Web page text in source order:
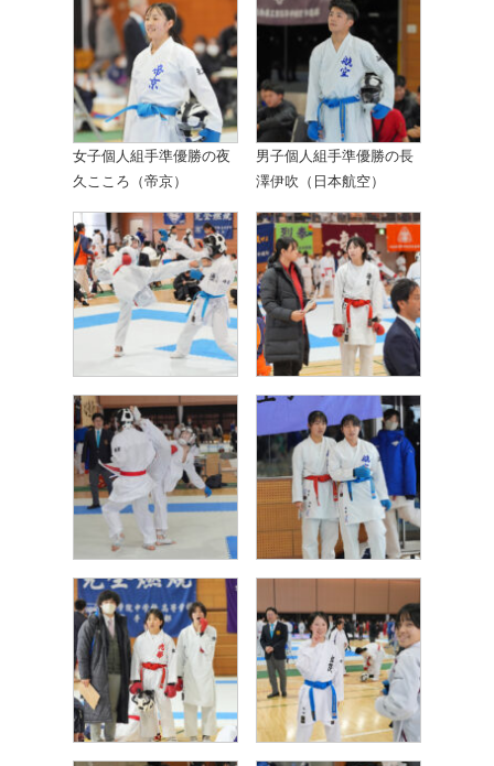
女子個人組手準優勝の夜
久こころ（帝京）
男子個人組手準優勝の長
澤伊吹（日本航空）